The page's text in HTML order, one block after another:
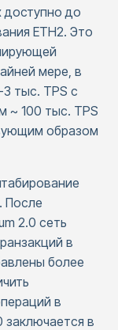
доступно до
ETH2. Это
мере, в
3 тыс. TPS с
~ 100 тыс. TPS
образом
После
2.0 сеть
в
более
в
заключается в